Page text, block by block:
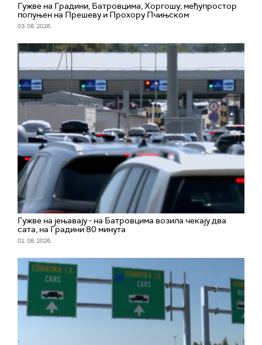
Гужве на Градини, Батровцима, Хоргошу; међупростор
попуњен на Прешеву и Прохору Пчињском
03. 08. 2026.
Гужве на јењавају - на Батровцима возила чекају два
сата, на Градини 80 минута
01. 08. 2026.